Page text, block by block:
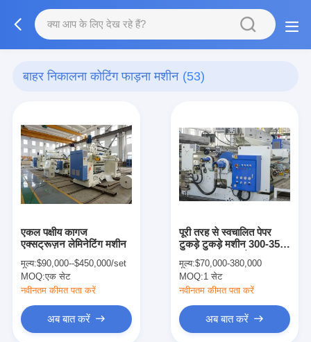
बाहर निकालना कोटिंग फाड़ना मशीन (53)
एकल पक्षीय कागज
एक्सट्रूज़न लेमिनेटिंग मशीन
मूल्य:$90,000--$450,000/set
MOQ:एक सेट
नवीनतम कीमत पता करें
अब बात करें
पूरी तरह से स्वचालित पेपर
टुकड़े टुकड़े मशीन 300-350
न्यूनतम
मूल्य:$70,000-380,000
MOQ:1 सेट
नवीनतम कीमत पता करें
अब बात करें